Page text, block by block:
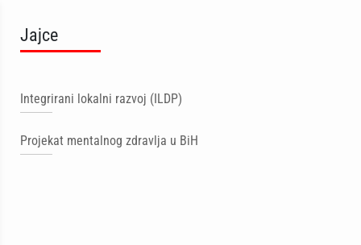
Jajce
Integrirani lokalni razvoj (ILDP)
Projekat mentalnog zdravlja u BiH